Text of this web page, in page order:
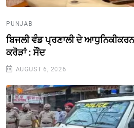
PUNJAB
ਬਿਜਲੀ ਵੰਡ ਪ੍ਰਣਾਲੀ ਦੇ
ਕਰੋੜਾਂ : ਸੌਂਦ
AUGUST 6, 2026